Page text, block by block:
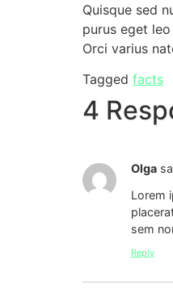
Quisque sed
purus eget
Orci varius
Tagged facts
4
Olga
Lorem
sem
Reply